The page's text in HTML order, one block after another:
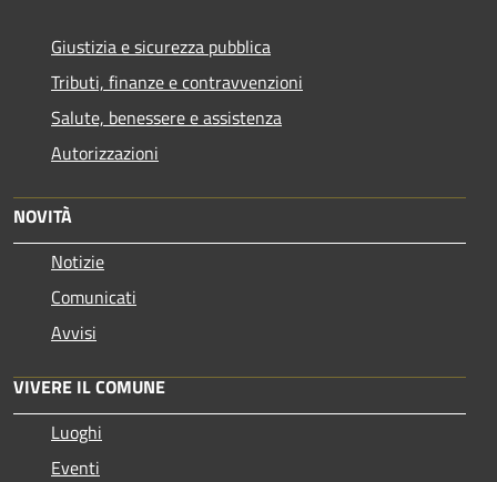
Giustizia e sicurezza pubblica
Tributi, finanze e contravvenzioni
Salute, benessere e assistenza
Autorizzazioni
NOVITÀ
Notizie
Comunicati
Avvisi
VIVERE IL COMUNE
Luoghi
Eventi